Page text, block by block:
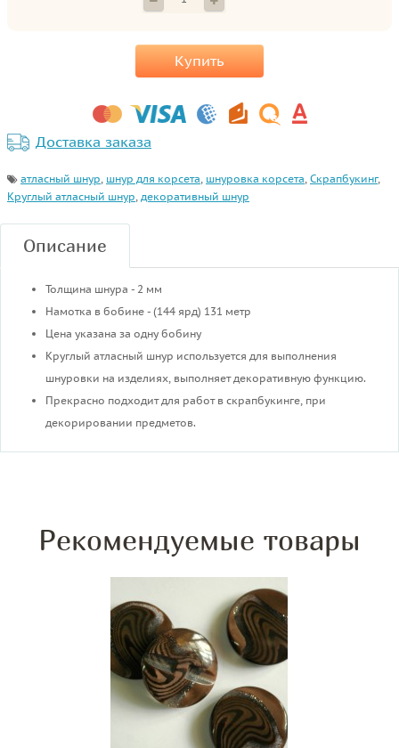
Купить
Доставка заказа
атласный шнур, шнур для корсета, шнуровка корсета, Скрапбукинг,
Круглый атласный шнур, декоративный шнур
Описание
Толщина шнура - 2 мм
Намотка в бобине - (144 ярд) 131 метр
Цена указана за одну бобину
Круглый атласный шнур используется для выполнения
шнуровки на изделиях, выполняет декоративную функцию.
Прекрасно подходит для работ в скрапбукинге, при
декорировании предметов.
Рекомендуемые товары